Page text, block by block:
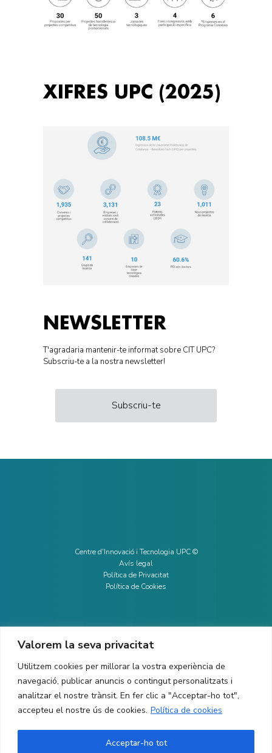
Valorem la seva privacitat
Utilitzem cookies per millorar la vostra experiència de
navegació, publicar anuncis o contingut personalitzats i
analitzar el nostre trànsit. En fer clic a "Acceptar-ho tot",
accepteu el nostre ús de cookies. Política de cookies
Acceptar-ho tot
XIFRES UPC (2025)
NEWSLETTER
T'agradaria mantenir-te informat sobre CIT UPC?
Subscriu-te a la nostra newsletter!
Subscriu-te
Centre d'Innovació i Tecnologia UPC ©
Avís legal
Política de Privacitat
Política de Cookies
CONTACTE
Ed. K2M (Planta 1, Oficina 106)
C/ Jordi Girona 1-3
08034 Barcelona (Espanya)
+34 93 405 44 03